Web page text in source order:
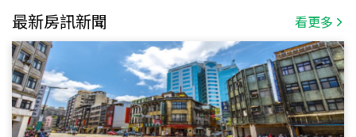
最新房訊新聞 看更多